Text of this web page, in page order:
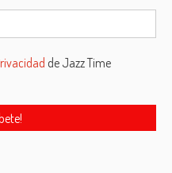
de Jazz Time